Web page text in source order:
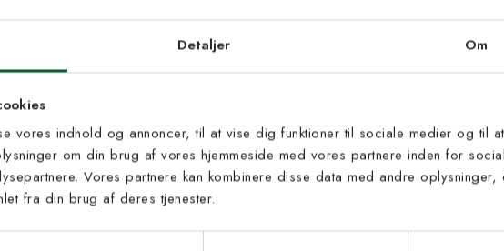
Detaljer Om
vores indhold og annoncer, til at vise dig funktioner til sociale medier og til
om din brug af vores hjemmeside med vores partnere inden for
Vores partnere kan kombinere disse data med andre oplysninger,
fra din brug af deres tjenester.
dig vores
at modtage vores tilbud,